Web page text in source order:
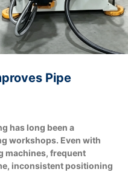
Pipe
has long been a
workshops. Even with
machines, frequent
inconsistent positioning